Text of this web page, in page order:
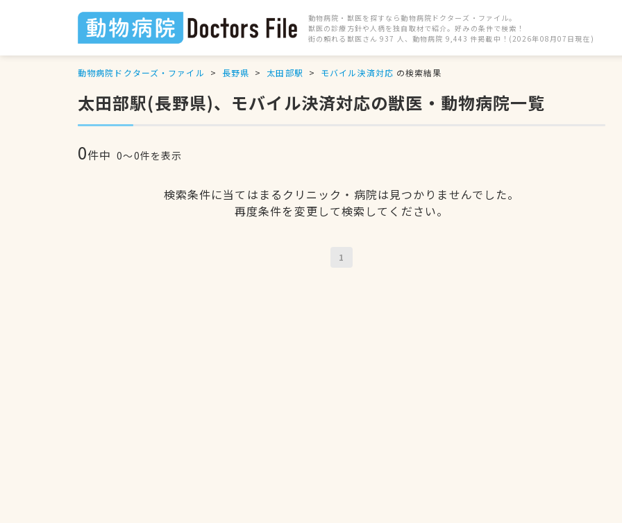
動物病院・獣医を探すなら動物病院ドクターズ・ファイル。
獣医の診療方針や人柄を独自取材で紹介。好みの条件で検索！
街の頼れる獣医さん 937 人、動物病院 9,443 件掲載中！(2026年08月07日現在)
動物病院ドクターズ・ファイル 長野県 太田部駅 モバイル決済対応 の検索結果
太田部駅(長野県)、モバイル決済対応の獣医・動物病院一覧
0件中 0〜0件を表示
検索条件に当てはまるクリニック・病院は見つかりませんでした。
再度条件を変更して検索してください。
1